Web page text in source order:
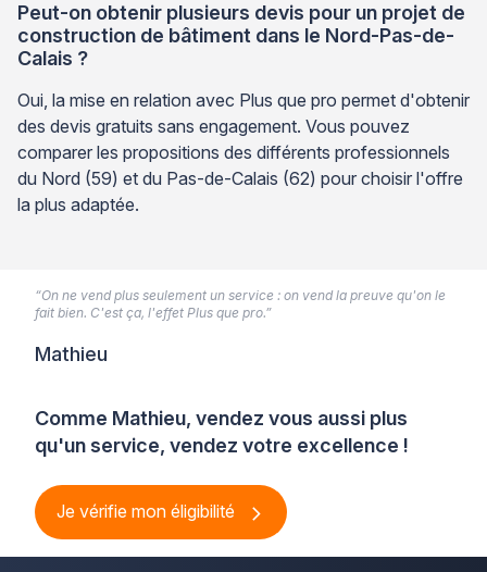
Peut-on obtenir plusieurs devis pour un projet de
construction de bâtiment dans le Nord-Pas-de-
Calais ?
Oui, la mise en relation avec Plus que pro permet d'obtenir
des devis gratuits sans engagement. Vous pouvez
comparer les propositions des différents professionnels
du Nord (59) et du Pas-de-Calais (62) pour choisir l'offre
la plus adaptée.
Comme Mathieu, vendez vous aussi plus
qu'un service, vendez votre excellence !
Je vérifie mon éligibilité
“On ne vend plus seulement un service : on vend la preuve qu'on le
fait bien. C'est ça, l'effet Plus que pro.”
Mathieu